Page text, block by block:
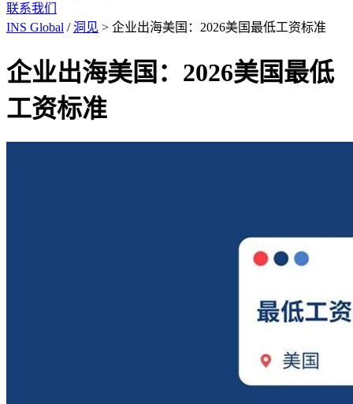
联系我们
INS Global /洞见 > 企业出海美国：2026美国最低工资标准
企业出海美国：2026美国最低
工资标准